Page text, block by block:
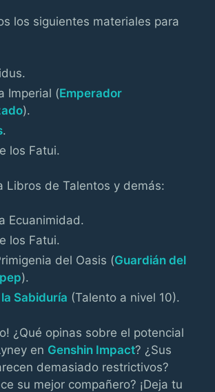
los siguientes materiales para
Imperial (Emperador
).
.
los Fatui.
Libros de Talentos y demás:
Ecuanimidad.
los Fatui.
del Oasis (Guardián del
).
Sabiduría (Talento a nivel 10).
¿Qué opinas sobre el potencial
en Genshin Impact? ¿Sus
demasiado restrictivos?
su mejor compañero? ¡Deja tu